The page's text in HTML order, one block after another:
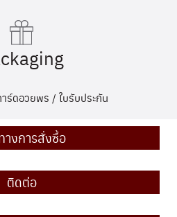
ร์ดอวยพร / ใบรับประกัน
างการสั่งซื้อ
ติดต่อ